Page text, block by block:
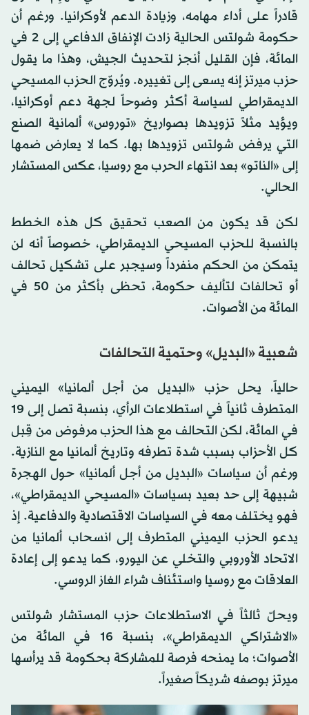
قادراً على أداء مهامه، وزيادة الدعم لأوكرانيا. ورغم أن
حكومة شولتس الحالية زادت الإنفاق الدفاعي إلى 2 في
المائة، فإن القليل أنجز لتحديث الجيش، وهذا ما يقول
حزب ميرتز إنه يسعى إلى تغييره. ويُروّج الحزب المسيحي
الديمقراطي لسياسة أكثر وضوحاً لجهة دعم أوكرانيا،
ويؤيد مثلاً تزويدها بصواريخ «توروس» ألمانية الصنع
التي يرفض شولتس تزويدها بها. كما لا يعارض ضمها
إلى «الناتو» بعد انتهاء الحرب مع روسيا، عكس المستشار
الحالي.
لكن قد يكون من الصعب تحقيق كل هذه الخطط
بالنسبة للحزب المسيحي الديمقراطي، خصوصاً أنه لن
يتمكن من الحكم منفرداً وسيجبر على تشكيل تحالف
أو تحالفات لتأليف حكومة، تحظى بأكثر من 50 في
المائة من الأصوات.
شعبية «البديل» وحتمية التحالفات
حالياً، يحل حزب «البديل من أجل ألمانيا» اليميني
المتطرف ثانياً في استطلاعات الرأي، بنسبة تصل إلى 19
في المائة، لكن التحالف مع هذا الحزب مرفوض من قِبل
كل الأحزاب بسبب شدة تطرفه وتاريخ ألمانيا مع النازية.
ورغم أن سياسات «البديل من أجل ألمانيا» حول الهجرة
شبيهة إلى حد بعيد بسياسات «المسيحي الديمقراطي»،
فهو يختلف معه في السياسات الاقتصادية والدفاعية. إذ
يدعو الحزب اليميني المتطرف إلى انسحاب ألمانيا من
الاتحاد الأوروبي والتخلي عن اليورو، كما يدعو إلى إعادة
العلاقات مع روسيا واستئناف شراء الغاز الروسي.
ويحلّ ثالثاً في الاستطلاعات حزب المستشار شولتس
«الاشتراكي الديمقراطي»، بنسبة 16 في المائة من
الأصوات؛ ما يمنحه فرصة للمشاركة بحكومة قد يرأسها
ميرتز بوصفه شريكاً صغيراً.